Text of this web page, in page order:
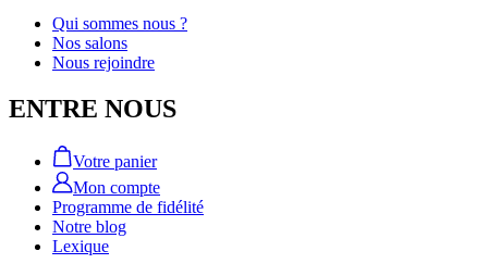
Qui sommes nous ?
Nos salons
Nous rejoindre
ENTRE NOUS
Votre panier
Mon compte
Programme de fidélité
Notre blog
Lexique